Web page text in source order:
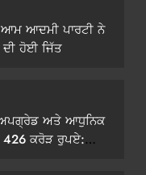
ਆਮ ਆਦਮੀ ਪਾਰਟੀ ਨੇ
ਦੀ ਹੋਈ ਜਿੱਤ
ਅਤੇ ਆਧੁਨਿਕ
ਕਰੋੜ ਰੁਪਏ: